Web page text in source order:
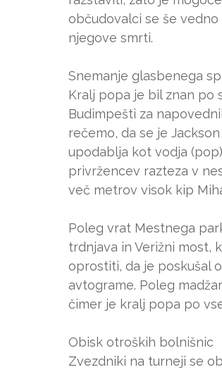
občudovalci se še
njegove smrti.
Snemanje glasbenega
Kralj popa je bil znan po
Budimpešti za
rečemo, da se je
upodablja kot vodja
privržencev razteza v
več metrov visok kip
Poleg vrat Mestnega
trdnjava in Verižni most,
oprostiti, da je poskušal
avtograme. Poleg
čimer je kralj popa po
Obisk otroških bolnišnic
Zvezdniki na turneji se